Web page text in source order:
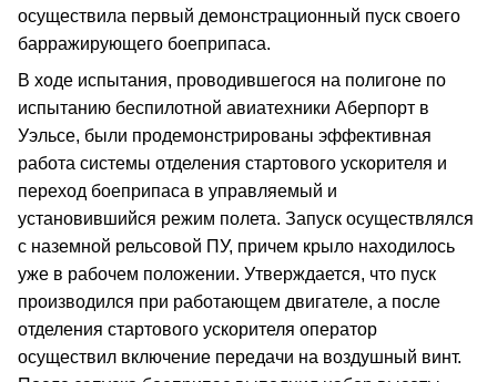
осуществила первый демонстрационный пуск своего
барражирующего боеприпаса.
В ходе испытания, проводившегося на полигоне по
испытанию беспилотной авиатехники Аберпорт в
Уэльсе, были продемонстрированы эффективная
работа системы отделения стартового ускорителя и
переход боеприпаса в управляемый и
установившийся режим полета. Запуск осуществлялся
с наземной рельсовой ПУ, причем крыло находилось
уже в рабочем положении. Утверждается, что пуск
производился при работающем двигателе, а после
отделения стартового ускорителя оператор
осуществил включение передачи на воздушный винт.